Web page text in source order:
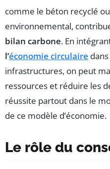
comme le béton recyclé
environnemental,
bilan carbone. En
l’économie circulaire
infrastructures, on peut
ressources et réduire les
réussite partout dans le
de ce modèle d’économie.
Le rôle du